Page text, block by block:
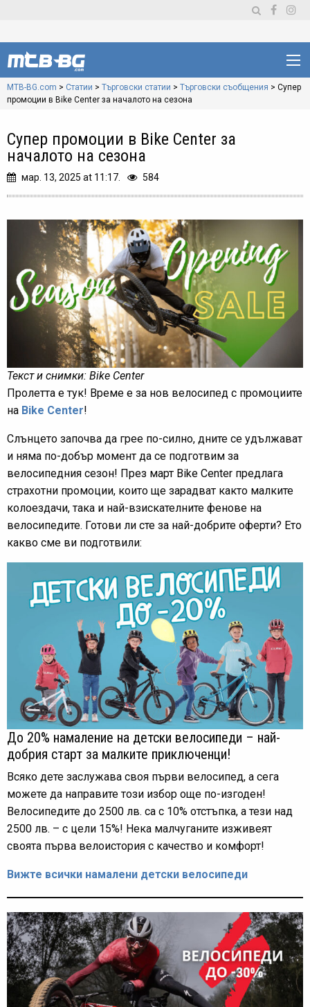
MTB-BG.com > Статии > Търговски статии > Търговски съобщения > Супер
промоции в Bike Center за началото на сезона
Супер промоции в Bike Center за
началото на сезона
мар. 13, 2025 at 11:17. 584
Текст и снимки: Bike Center
Пролетта е тук! Време е за нов велосипед с промоциите
на Bike Center!
Слънцето започва да грее по-силно, дните се удължават
и няма по-добър момент да се подготвим за
велосипедния сезон! През март Bike Center предлага
страхотни промоции, които ще зарадват както малките
колоездачи, така и най-взискателните фенове на
велосипедите. Готови ли сте за най-добрите оферти? Ето
какво сме ви подготвили:
До 20% намаление на детски велосипеди – най-
добрия старт за малките приключенци!
Всяко дете заслужава своя първи велосипед, а сега
можете да направите този избор още по-изгоден!
Велосипедите до 2500 лв. са с 10% отстъпка, а тези над
2500 лв. – с цели 15%! Нека малчуганите изживеят
своята първа велоистория с качество и комфорт!
Вижте всички намалени детски велосипеди